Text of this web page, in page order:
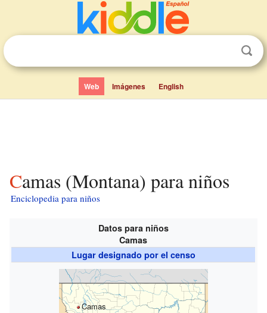
Web Imágenes English
Camas (Montana) para niños
Enciclopedia para niños
Datos para niños
Camas
Lugar designado por el censo
Camas